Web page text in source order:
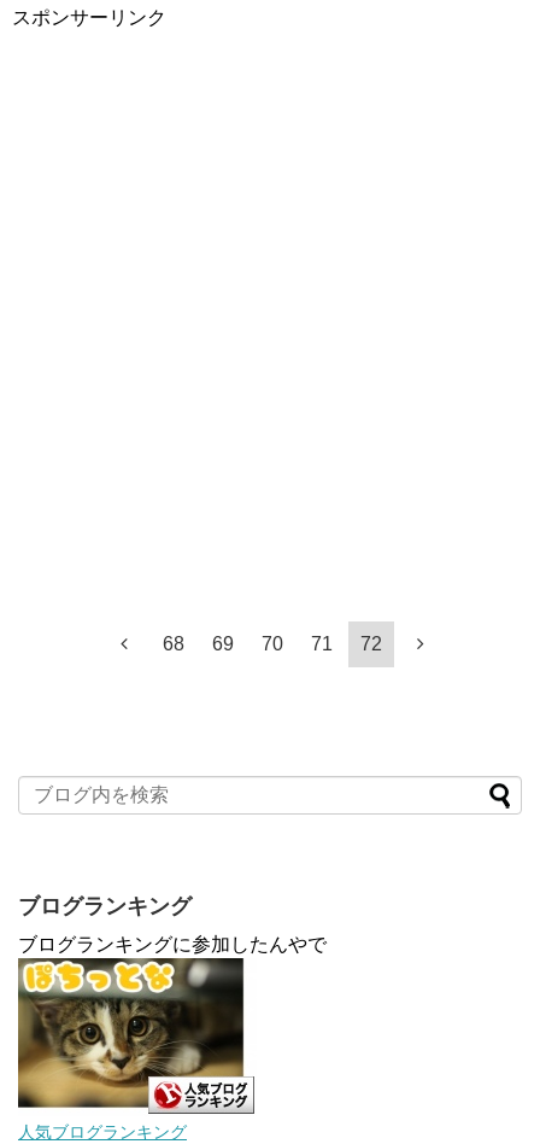
スポンサーリンク
68 69 70 71 72
ブログランキング
ブログランキングに参加したんやで
人気ブログランキング